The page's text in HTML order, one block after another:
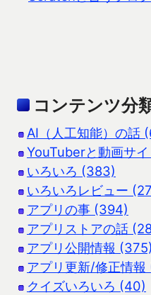
コンテンツ分
AI（人工知能）の話
YouTuberと動画サ
いろいろ (383)
いろいろレビュー
アプリの事 (394)
アプリストアの話
アプリ公開情報 (375)
アプリ更新/修正情報
クイズいろいろ (40)